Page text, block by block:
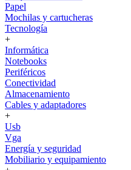
Papel
Mochilas y cartucheras
Tecnología
+
Informática
Notebooks
Periféricos
Conectividad
Almacenamiento
Cables y adaptadores
+
Usb
Vga
Energía y seguridad
Mobiliario y equipamiento